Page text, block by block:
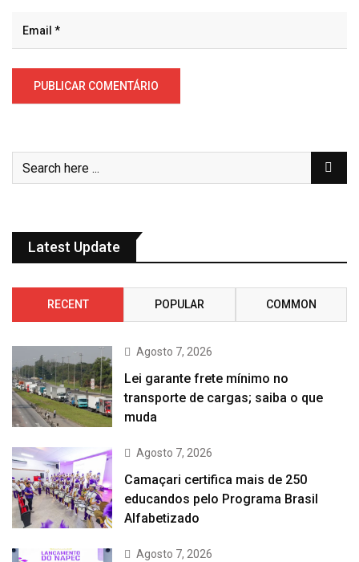
Latest Update
RECENT POPULAR COMMON
Agosto 7, 2026
Lei garante frete mínimo no
transporte de cargas; saiba o que
muda
Agosto 7, 2026
Camaçari certifica mais de 250
educandos pelo Programa Brasil
Alfabetizado
Agosto 7, 2026